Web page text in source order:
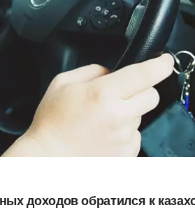
доходов обратился к